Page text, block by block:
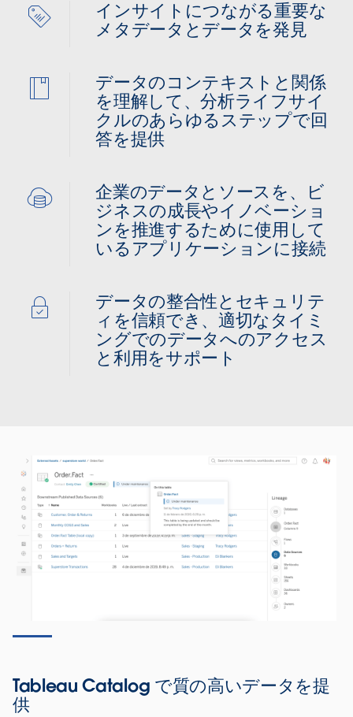
インサイトにつながる重要な
メタデータとデータを発見
データのコンテキストと関係
を理解して、分析ライフサイ
クルのあらゆるステップで回
答を提供
企業のデータとソースを、ビ
ジネスの成長やイノベーショ
ンを推進するために使用して
いるアプリケーションに接続
データの整合性とセキュリテ
ィを信頼でき、適切なタイミ
ングでのデータへのアクセス
と利用をサポート
Tableau Catalog で質の高いデータを提
供